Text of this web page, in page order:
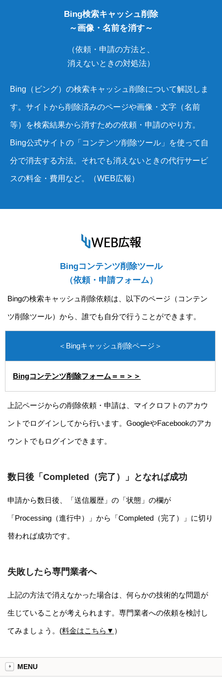
Bing検索キャッシュ削除
～画像・名前を消す～
（依頼・申請の方法と、
消えないときの対処法）
Bing（ビング）の検索キャッシュ削除について解説しま
す。サイトから削除済みのページや画像・文字（名前
等）を検索結果から消すための依頼・申請のやり方。
Bing公式サイトの「コンテンツ削除ツール」を使って自
分で消去する方法。それでも消えないときの代行サービ
スの料金・費用など。（WEB広報）
Bingコンテンツ削除ツール
（依頼・申請フォーム）
Bingの検索キャッシュ削除依頼は、以下のページ（コンテン
ツ削除ツール）から、誰でも自分で行うことができます。
＜Bingキャッシュ削除ページ＞
Bingコンテンツ削除フォーム＝＝＞＞
上記ページからの削除依頼・申請は、マイクロフトのアカウ
ントでログインしてから行います。GoogleやFacebookのアカ
ウントでもログインできます。
数日後「Completed（完了）」となれば成功
申請から数日後、「送信履歴」の「状態」の欄が
「Processing（進行中）」から「Completed（完了）」に切り
替われば成功です。
失敗したら専門業者へ
上記の方法で消えなかった場合は、何らかの技術的な問題が
生じていることが考えられます。専門業者への依頼を検討し
てみましょう。(料金はこちら▼ ）
MENU